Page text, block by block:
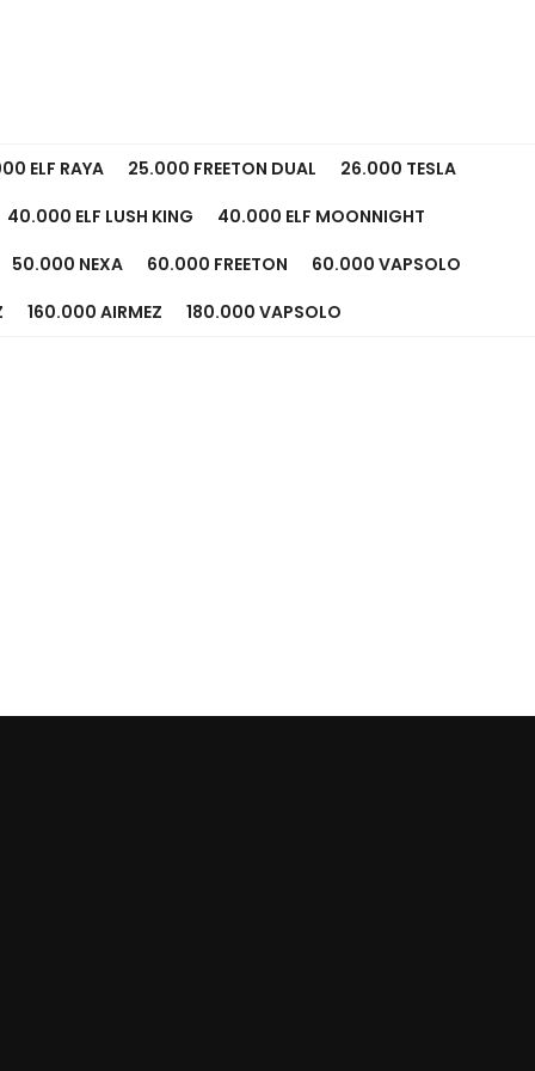
ELF RAYA 25.000 FREETON DUAL
26.000 TESLA
40.000 ELF LUSH KING
40.000 ELF MOONNIGHT
50.000 NEXA 60.000 FREETON
60.000 VAPSOLO
160.000 AIRMEZ 180.000 VAPSOLO